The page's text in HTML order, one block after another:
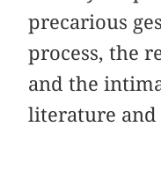
precarious
process, the
and the
literature and